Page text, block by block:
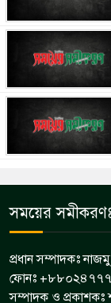
সময়ের
প্রধান সম্পাদকঃ
ফোনঃ
সম্পাদক ও প্রকাশকঃ